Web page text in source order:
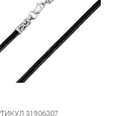
31906307